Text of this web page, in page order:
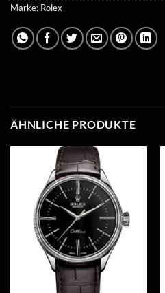
Marke: Rolex
ÄHNLICHE PRODUKTE